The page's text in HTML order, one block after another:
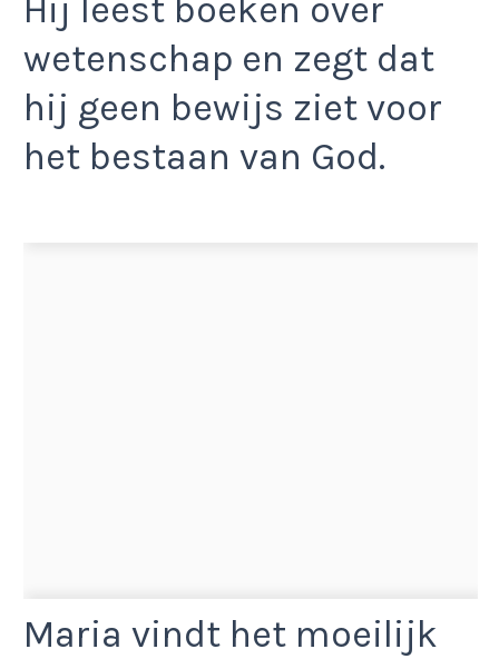
Hij leest boeken over
wetenschap en zegt dat
hij geen bewijs ziet voor
het bestaan van God.
Maria vindt het moeilijk